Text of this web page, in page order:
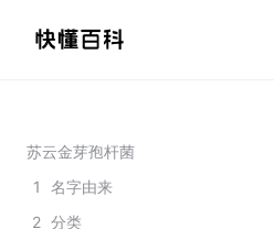
苏云金芽孢杆菌
1
名字由来
2 分类